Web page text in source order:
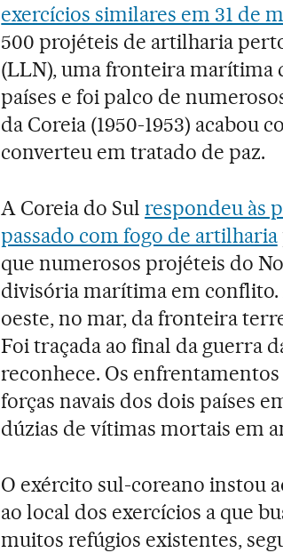
exercícios similares em 31 de
500 projéteis de artilharia
(LLN), uma fronteira marítima
países e foi palco de
da Coreia (1950-1953) acabou
converteu em tratado de paz.
A Coreia do Sulrespondeu às
passado com fogo de artilharia
que numerosos projéteis do
divisória marítima em conflito.
oeste, no mar, da fronteira
Foi traçada ao final da guerra
reconhece. Os
forças navais dos dois países
dúzias de vítimas mortais em
O exército sul-coreano instou
ao local dos exercícios a que
muitos refúgios existentes,